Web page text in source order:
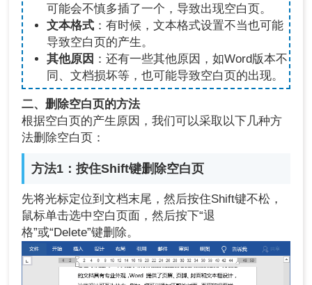
可能会不慎多插了一个，导致出现空白页。
文本格式：有时候，文本格式设置不当也可能
导致空白页的产生。
其他原因 ：还有一些其他原因，如Word版本不
同、文档损坏等，也可能导致空白页的出现。
二、删除空白页的方法
根据空白页的产生原因，我们可以采取以下几种方
法删除空白页：
方法1：按住Shift键删除空白页
先将光标定位到文档末尾，然后按住Shift键不松，
鼠标单击选中空白页面，然后按下“退
格”或“Delete”键删除。